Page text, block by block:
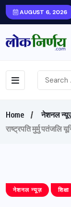
AUGUST 6, 2026
Home
नेशनल
राष्ट्रपति मुर्मु पतंजलि
नेशनल न्यूज़ शिक्षा